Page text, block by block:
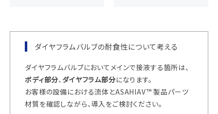
ダイヤフラムバルブの耐食性について考える
ダイヤフラムバルブにおいてメインで接液する箇所は、
ボディ部分、 ダイヤフラム部分になります。
お客様の設備における流体とASAHIAV™ 製品パーツ
材質を確認しながら、導入をご検討ください。